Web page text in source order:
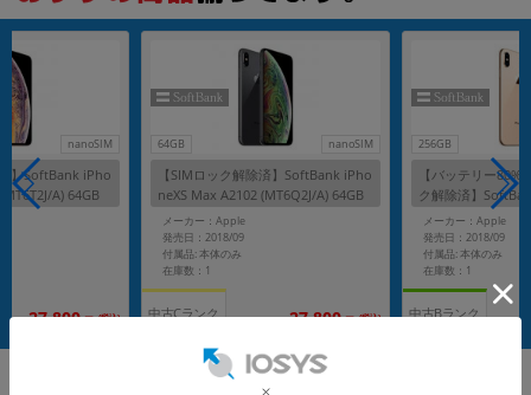
nanoSIM
】SoftBank iPho
A) 64GB
27,800 円 (税込)
64GB nanoSIM
【SIMロック解除済】SoftBank iPho
neXS Max A2102 (MT6Q2J/A) 64GB
スペースグレイ
メーカー：Apple
発売日：2018/09
付属品: 本体のみ
在庫数：1
中古Cランク 27,800 円 (税込)
256GB
【バッテリー80%
ク解除済】
A2102 (MT6W2J/
メーカー：Apple
発売日：2018/09
付属品: 本体のみ
在庫数：1
中古Bランク